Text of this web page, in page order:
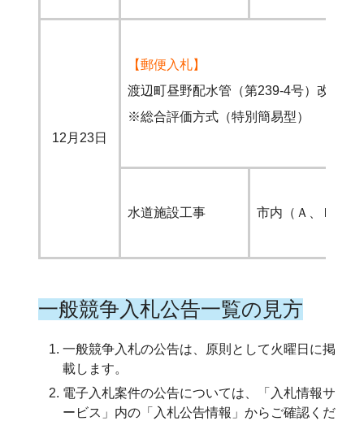
12月23日
【郵便入札】
渡辺町昼野配水管（第239-4号）改良工
※総合評価方式（特別簡易型）
水道施設工事 市内（Ａ、Ｂ）
一般競争入札公告一覧の見方
一般競争入札の公告は、原則として火曜日に掲
載します。
電子入札案件の公告については、「入札情報サ
ービス」内の「入札公告情報」からご確認くだ